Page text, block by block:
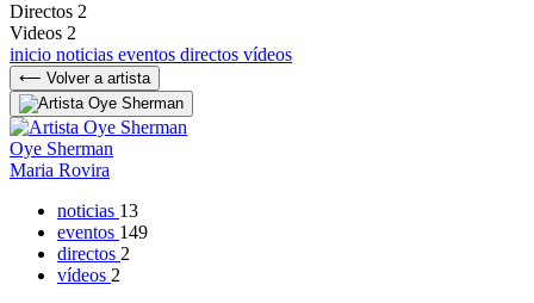
Directos 2
Videos 2
inicio noticias eventos directos vídeos
⟵ Volver a artista
Oye Sherman
Maria Rovira
noticias 13
eventos 149
directos 2
vídeos 2